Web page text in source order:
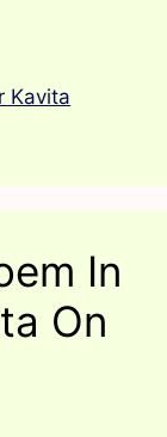
Kavita
In
On